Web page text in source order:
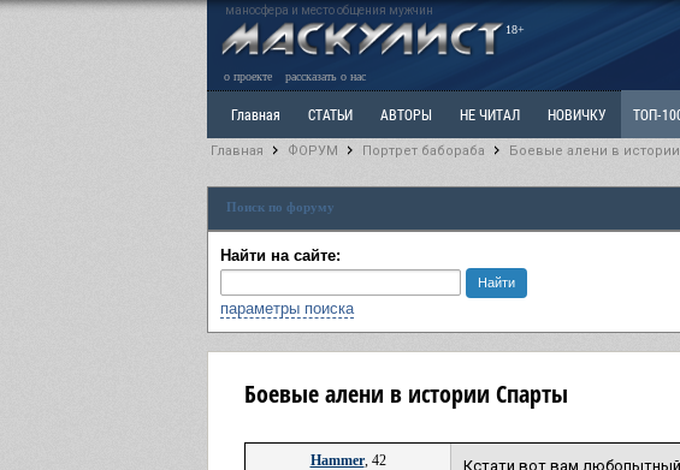
маносфера и место общения мужчин
18+
о проекте рассказать о нас
Главная СТАТЬИ АВТОРЫ НЕ ЧИТАЛ НОВИЧКУ ТОП-
Ветка: Расстаюсь или Развожусь. САНЧАС Ветка: Наболевшее.
РАЗДЕЛ: Разное
Главная ФОРУМ Портрет бабораба Боевые алени в
Поиск по форуму
Найти на сайте:
параметры поиска
Боевые алени в истории Спарты
Hammer, 42
Кстати вот вам